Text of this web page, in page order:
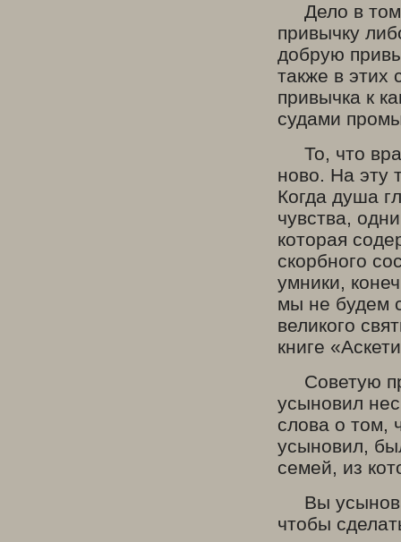
Дело в том,
привычку
добрую
также в этих
привычка к
судами
То, что
ново. На эту
Когда душа
чувства,
которая
скорбного
умники,
мы не будем
великого
книге
Советую
усыновил
слова о том,
усыновил,
семей, из
Вы
чтобы